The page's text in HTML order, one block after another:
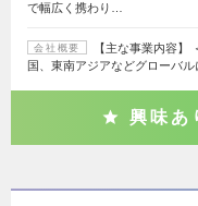
で幅広く携わり…
会社概要
【主な事業内容】
国、東南アジアなどグローバ
興味あ